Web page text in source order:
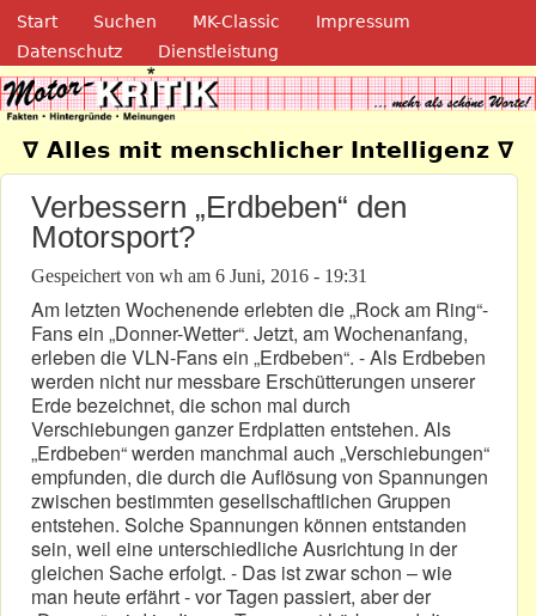
Direkt zum Inhalt
Navigation
Start Suchen MK-Classic
Impressum
Datenschutz
Dienstleistung
Motor-Kritik.de
∇ Alles mit menschlicher Intelligenz ∇
Verbessern „Erdbeben“ den
Motorsport?
Gespeichert von wh am 6 Juni, 2016 - 19:31
Am letzten Wochenende erlebten die „Rock am Ring“-
Fans ein „Donner-Wetter“. Jetzt, am Wochenanfang,
erleben die VLN-Fans ein „Erdbeben“. - Als Erdbeben
werden nicht nur messbare Erschütterungen unserer
Erde bezeichnet, die schon mal durch
Verschiebungen ganzer Erdplatten entstehen. Als
„Erdbeben“ werden manchmal auch „Verschiebungen“
empfunden, die durch die Auflösung von Spannungen
zwischen bestimmten gesellschaftlichen Gruppen
entstehen. Solche Spannungen können entstanden
sein, weil eine unterschiedliche Ausrichtung in der
gleichen Sache erfolgt. - Das ist zwar schon – wie
man heute erfährt - vor Tagen passiert, aber der